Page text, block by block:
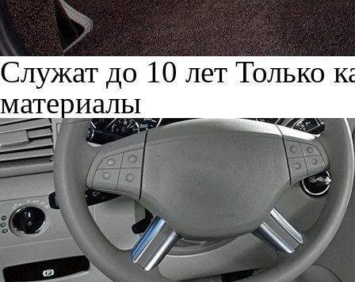
Служат до 10 лет Только
материалы